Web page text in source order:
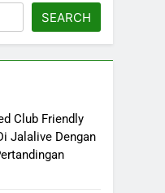
SEARCH
Club Friendly
Jalalive Dengan